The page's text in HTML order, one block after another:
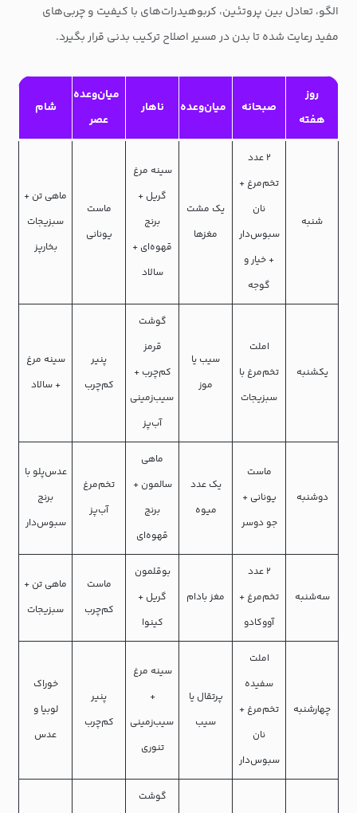
الگو، تعادل بین پروتئین، کربوهیدرات‌های با کیفیت و چربی‌های
مفید رعایت شده تا بدن در مسیر اصلاح ترکیب بدنی قرار بگیرد.
روز
هفته
صبحانه میان‌وعده ناهار
میان‌وعده
عصر
شام
شنبه
۲ عدد
تخم‌مرغ +
نان
سبوس‌دار
+ خیار و
گوجه
یک مشت
مغزها
سینه مرغ
گریل +
برنج
قهوه‌ای +
سالاد
ماست
یونانی
ماهی تن +
سبزیجات
بخارپز
یکشنبه
املت
تخم‌مرغ با
سبزیجات
سیب یا
موز
گوشت
قرمز
کم‌چرب +
سیب‌زمینی
آب‌پز
پنیر
کم‌چرب
سینه مرغ
+ سالاد
دوشنبه
ماست
یونانی +
جو دوسر
یک عدد
میوه
ماهی
سالمون +
برنج
قهوه‌ای
تخم‌مرغ
آب‌پز
عدس‌پلو با
برنج
سبوس‌دار
سه‌شنبه
۲ عدد
تخم‌مرغ +
آووکادو
مغز بادام
بوقلمون
گریل +
کینوا
ماست
کم‌چرب
ماهی تن +
سبزیجات
چهارشنبه
املت
سفیده
تخم‌مرغ +
نان
سبوس‌دار
پرتقال یا
سیب
سینه مرغ
+
سیب‌زمینی
تنوری
پنیر
کم‌چرب
خوراک
لوبیا و
عدس
گوشت